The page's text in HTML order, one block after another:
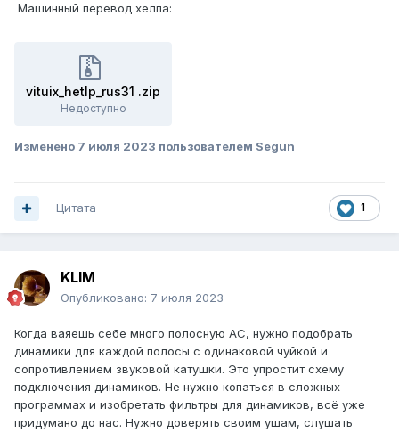
Машинный перевод хелпа:
vituix_hetlp_rus31 .zip
Недоступно
Изменено 7 июля 2023 пользователем Segun
1
Цитата
KLIM
Опубликовано: 7 июля 2023
Когда ваяешь себе много полосную АС, нужно подобрать
динамики для каждой полосы с одинаковой чуйкой и
сопротивлением звуковой катушки. Это упростит схему
подключения динамиков. Не нужно копаться в сложных
программах и изобретать фильтры для динамиков, всё уже
придумано до нас. Нужно доверять своим ушам, слушать